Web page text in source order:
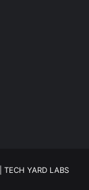
TECH YARD LABS